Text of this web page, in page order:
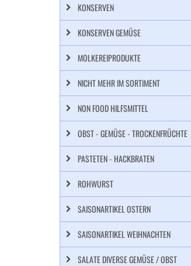
KONSERVEN
KONSERVEN GEMÜSE
MOLKEREIPRODUKTE
NICHT MEHR IM SORTIMENT
NON FOOD HILFSMITTEL
OBST - GEMÜSE - TROCKENFRÜCHTE
PASTETEN - HACKBRATEN
ROHWURST
SAISONARTIKEL OSTERN
SAISONARTIKEL WEIHNACHTEN
SALATE DIVERSE GEMÜSE / OBST